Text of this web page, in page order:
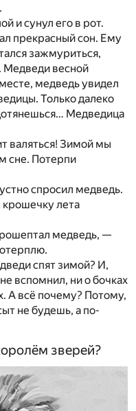
и сунул его в рот.
прекрасный сон. Ему
зажмуриться,
Медведи весной
медведь увидел
Только далеко
Медведица
валяться! Зимой мы
сне. Потерпи
спросил медведь.
крошечку лета
медведь, —
спят зимой? И,
вспомнил, ни о бочках
А всё почему? Потому,
не будешь, а по-
зверей?